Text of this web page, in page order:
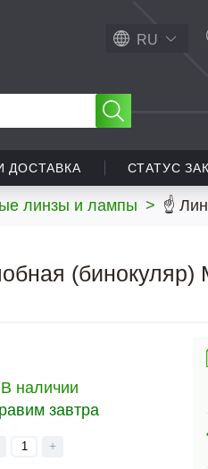
RU
ДОСТАВКА СТАТУС
линзы и лампы > ☝
(бинокуляр)
В наличии
завтра
+